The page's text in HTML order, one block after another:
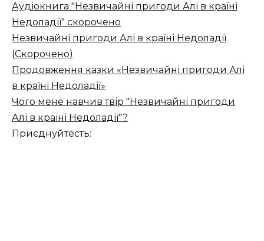
Аудіокнига "Незвичайні пригоди Алі в країні
Недоладії" скорочено
Незвичайні пригоди Алі в країні Недоладії
(Скорочено)
Продовження казки «Незвичайні пригоди Алі
в країні Недоладії»
Чого мене навчив твір "Незвичайні пригоди
Алі в країні Недоладії"?
Приєднуйтесть: